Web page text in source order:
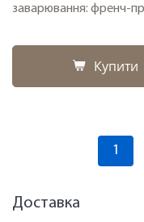
заварювання: френч-
Купити
1
Доставка